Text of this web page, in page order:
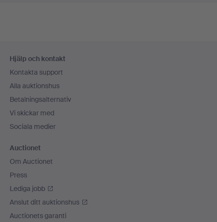
Hjälp och kontakt
Kontakta support
Alla auktionshus
Betalningsalternativ
Vi skickar med
Sociala medier
Auctionet
Om Auctionet
Press
Lediga jobb
Anslut ditt auktionshus
Auctionets garanti